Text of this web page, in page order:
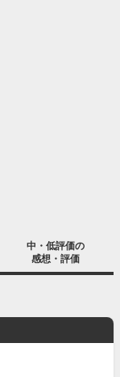
中・低評価の
感想・評価